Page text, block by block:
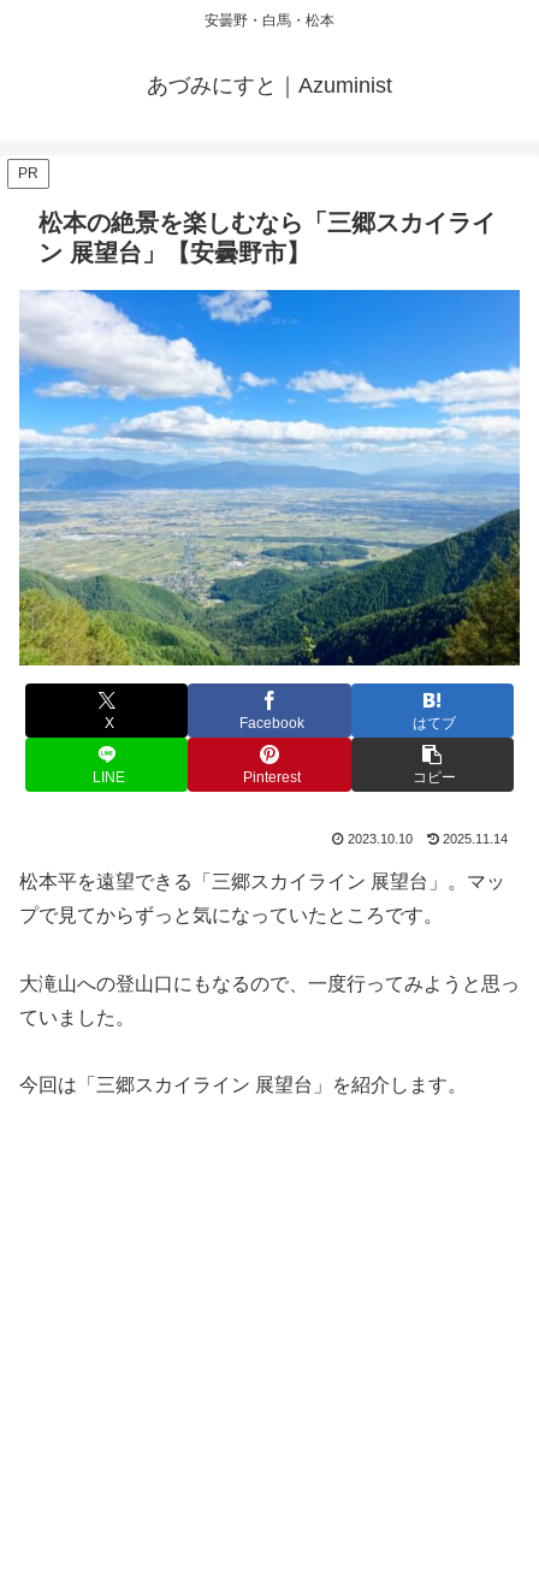
安曇野・白馬・松本
あづみにすと｜Azuminist
PR
松本の絶景を楽しむなら「三郷スカイライ
ン 展望台」【安曇野市】
X Facebook はてブ
LINE Pinterest コピー
2023.10.10 2025.11.14
松本平を遠望できる「三郷スカイライン 展望台」。マッ
プで見てからずっと気になっていたところです。
大滝山への登山口にもなるので、一度行ってみようと思っ
ていました。
今回は「三郷スカイライン 展望台」を紹介します。